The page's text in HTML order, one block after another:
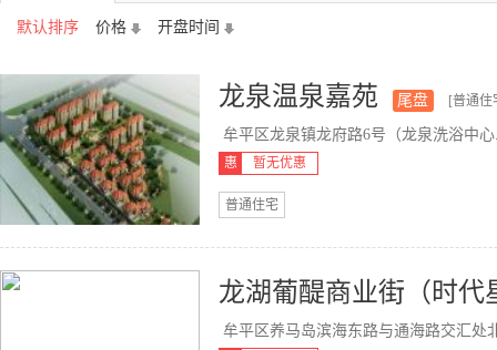
默认排序 价格 开盘时间
龙泉温泉嘉苑 尾盘 [普通住
牟平区龙泉镇龙府路6号（龙泉洗浴中
惠 暂无优惠
普通住宅
龙湖葡醍商业街（时代
牟平区养马岛滨海东路与通海路交汇处